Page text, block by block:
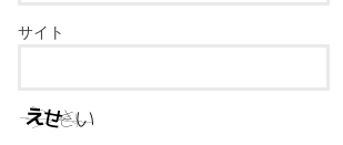
サイト